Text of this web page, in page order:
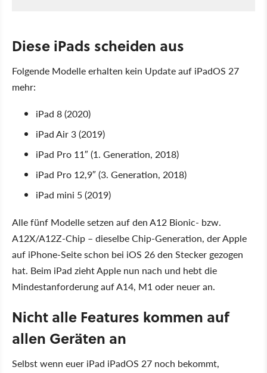
Diese iPads scheiden aus
Folgende Modelle erhalten kein Update auf iPadOS 27
mehr:
iPad 8 (2020)
iPad Air 3 (2019)
iPad Pro 11″ (1. Generation, 2018)
iPad Pro 12,9″ (3. Generation, 2018)
iPad mini 5 (2019)
Alle fünf Modelle setzen auf den A12 Bionic- bzw.
A12X/A12Z-Chip – dieselbe Chip-Generation, der Apple
auf iPhone-Seite schon bei iOS 26 den Stecker gezogen
hat. Beim iPad zieht Apple nun nach und hebt die
Mindestanforderung auf A14, M1 oder neuer an.
Nicht alle Features kommen auf
allen Geräten an
Selbst wenn euer iPad iPadOS 27 noch bekommt,